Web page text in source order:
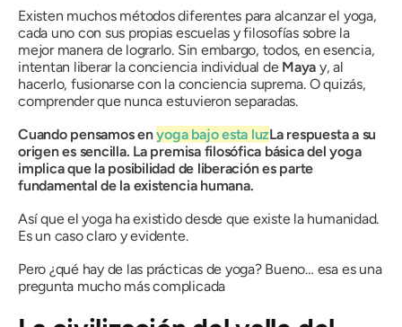
Existen muchos métodos diferentes para alcanzar el yoga,
cada uno con sus propias escuelas y filosofías sobre la
mejor manera de lograrlo. Sin embargo, todos, en esencia,
intentan liberar la conciencia individual de Maya y, al
hacerlo, fusionarse con la conciencia suprema. O quizás,
comprender que nunca estuvieron separadas.
Cuando pensamos enyoga bajo esta luzLa respuesta a su
origen es sencilla. La premisa filosófica básica del yoga
implica que la posibilidad de liberación es parte
fundamental de la existencia humana.
Así que el yoga ha existido desde que existe la humanidad.
Es un caso claro y evidente.
Pero ¿qué hay de las prácticas de yoga? Bueno… esa es una
pregunta mucho más complicada